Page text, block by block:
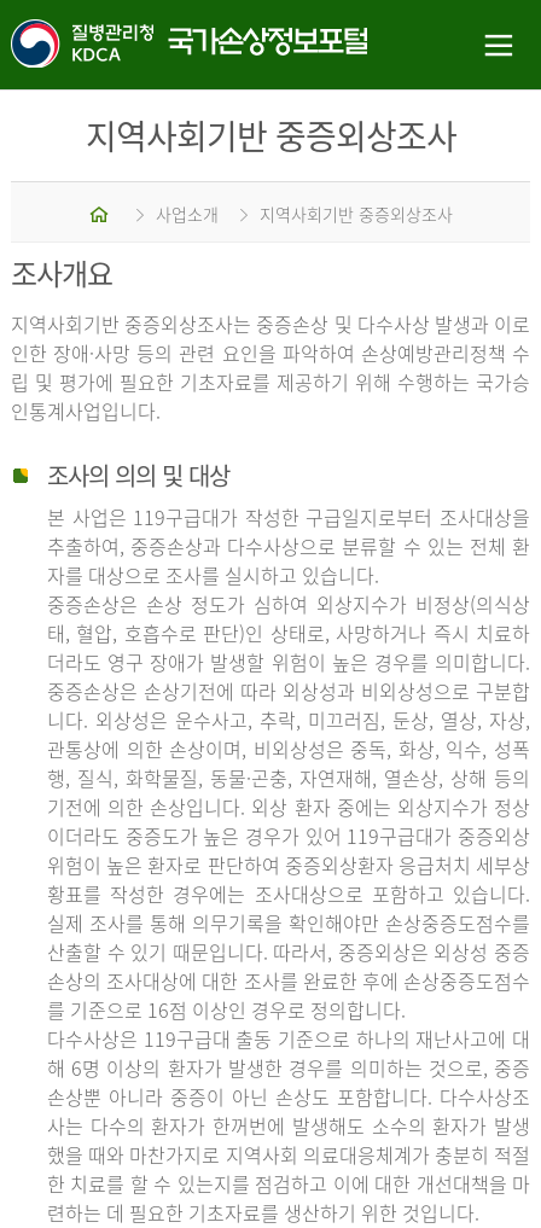
지역사회기반 중증외상조사
홈 사업소개 지역사회기반 중증외상조사
조사개요
지역사회기반 중증외상조사는 중증손상 및 다수사상 발생과 이로
인한 장애·사망 등의 관련 요인을 파악하여 손상예방관리정책 수
립 및 평가에 필요한 기초자료를 제공하기 위해 수행하는 국가승
인통계사업입니다.
조사의 의의 및 대상
본 사업은 119구급대가 작성한 구급일지로부터 조사대상을
추출하여, 중증손상과 다수사상으로 분류할 수 있는 전체 환
자를 대상으로 조사를 실시하고 있습니다.
중증손상은 손상 정도가 심하여 외상지수가 비정상(의식상
태, 혈압, 호흡수로 판단)인 상태로, 사망하거나 즉시 치료하
더라도 영구 장애가 발생할 위험이 높은 경우를 의미합니다.
중증손상은 손상기전에 따라 외상성과 비외상성으로 구분합
니다. 외상성은 운수사고, 추락, 미끄러짐, 둔상, 열상, 자상,
관통상에 의한 손상이며, 비외상성은 중독, 화상, 익수, 성폭
행, 질식, 화학물질, 동물·곤충, 자연재해, 열손상, 상해 등의
기전에 의한 손상입니다. 외상 환자 중에는 외상지수가 정상
이더라도 중증도가 높은 경우가 있어 119구급대가 중증외상
위험이 높은 환자로 판단하여 중증외상환자 응급처치 세부상
황표를 작성한 경우에는 조사대상으로 포함하고 있습니다.
실제 조사를 통해 의무기록을 확인해야만 손상중증도점수를
산출할 수 있기 때문입니다. 따라서, 중증외상은 외상성 중증
손상의 조사대상에 대한 조사를 완료한 후에 손상중증도점수
를 기준으로 16점 이상인 경우로 정의합니다.
다수사상은 119구급대 출동 기준으로 하나의 재난사고에 대
해 6명 이상의 환자가 발생한 경우를 의미하는 것으로, 중증
손상뿐 아니라 중증이 아닌 손상도 포함합니다. 다수사상조
사는 다수의 환자가 한꺼번에 발생해도 소수의 환자가 발생
했을 때와 마찬가지로 지역사회 의료대응체계가 충분히 적절
한 치료를 할 수 있는지를 점검하고 이에 대한 개선대책을 마
련하는 데 필요한 기초자료를 생산하기 위한 것입니다.